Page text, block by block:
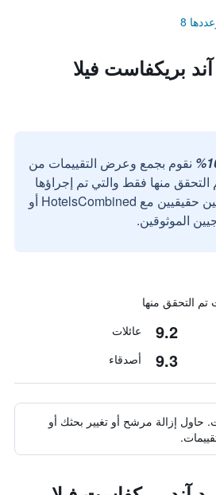
8
بريكفاست فيلا
نقوم بجمع وعرض التقييمات من
التحقق منها فقط والتي تم إجراؤها
بواسطة مستخدمين حقيقيين مع HotelsCombined أو
الموثوقين.
9.2 عائلات
9.3 أصدقاء
حاول إزالة مرشح أو تغيير بحثك أو